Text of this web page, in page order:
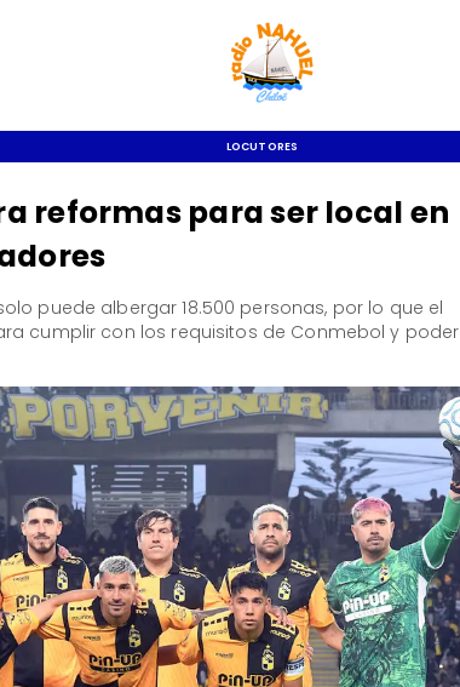
LOCUTORES
reformas para ser local en
puede albergar 18.500 personas, por lo que el
cumplir con los requisitos de Conmebol y poder